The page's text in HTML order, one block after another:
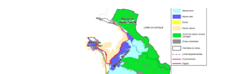
Les entités physiques du périmètre du SAGE du
Marais Breton et du bassin versant de la Baie de